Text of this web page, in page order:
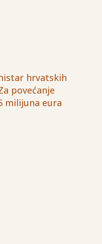
hrvatskih
povećanje
milijuna eura